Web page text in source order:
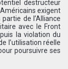
destructeur
exigent
de l’Alliance
avec le Front
la violation du
l’utilisation réelle
poursuivre ses